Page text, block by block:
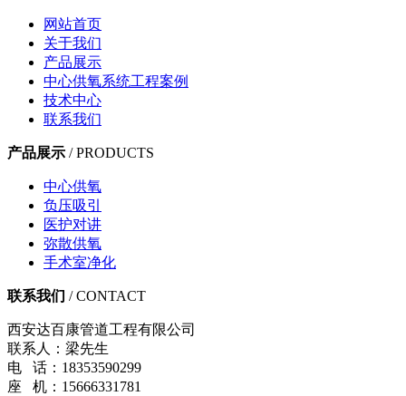
网站首页
关于我们
产品展示
中心供氧系统工程案例
技术中心
联系我们
产品展示 / PRODUCTS
中心供氧
负压吸引
医护对讲
弥散供氧
手术室净化
联系我们 / CONTACT
西安达百康管道工程有限公司
联系人：梁先生
电 话：18353590299
座 机：15666331781